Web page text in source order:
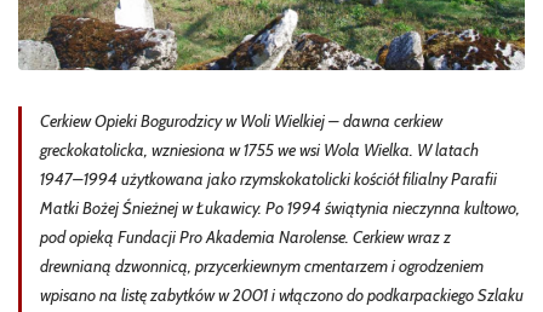
Cerkiew Opieki Bogurodzicy w Woli Wielkiej – dawna cerkiew
greckokatolicka, wzniesiona w 1755 we wsi Wola Wielka. W latach
1947–1994 użytkowana jako rzymskokatolicki kościół filialny Parafii
Matki Bożej Śnieżnej w Łukawicy. Po 1994 świątynia nieczynna kultowo,
pod opieką Fundacji Pro Akademia Narolense. Cerkiew wraz z
drewnianą dzwonnicą, przycerkiewnym cmentarzem i ogrodzeniem
wpisano na listę zabytków w 2001 i włączono do podkarpackiego Szlaku